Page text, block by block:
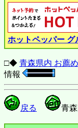
ホットペッパー グ
□◆ 青森県内 お薦
情報
戻る 青